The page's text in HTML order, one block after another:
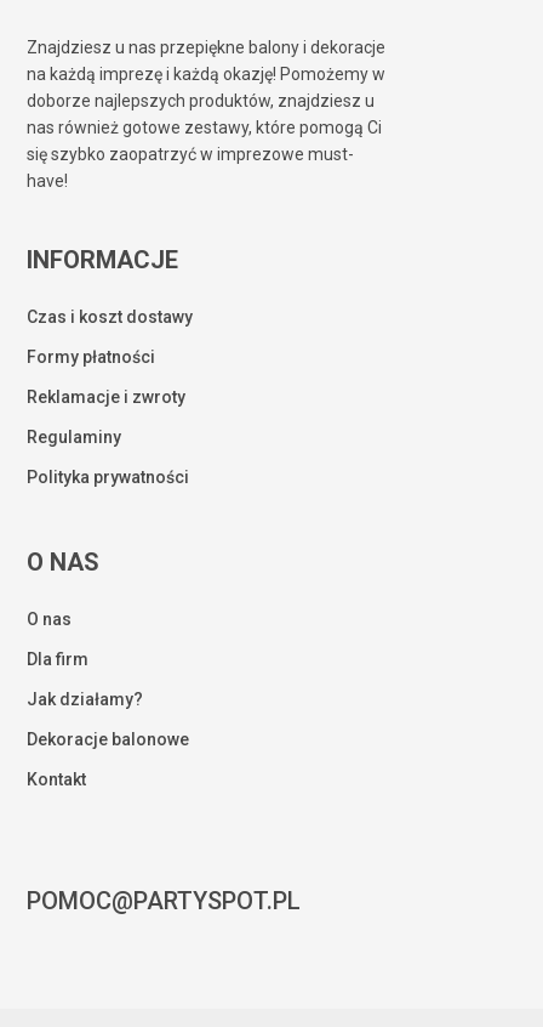
Znajdziesz u nas przepiękne balony i dekoracje
na każdą imprezę i każdą okazję! Pomożemy w
doborze najlepszych produktów, znajdziesz u
nas również gotowe zestawy, które pomogą Ci
się szybko zaopatrzyć w imprezowe must-
have!
INFORMACJE
Czas i koszt dostawy
Formy płatności
Reklamacje i zwroty
Regulaminy
Polityka prywatności
O NAS
O nas
Dla firm
Jak działamy?
Dekoracje balonowe
Kontakt
POMOC@PARTYSPOT.PL